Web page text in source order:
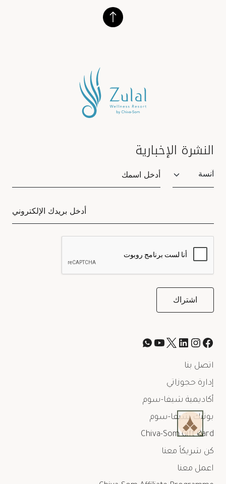
اتصل بنا
إدارة حجوزاتي
أكاديمية شيفا-سوم
بوتيك شيفا-سوم
Chiva-Som Gift Card
كن شريكاً معنا
اعمل معنا
النشرة الإخبارية
Salutation